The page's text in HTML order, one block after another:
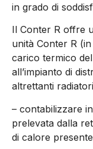
in grado di
Il Conter R offre
unità Conter R
carico termico
all’impianto di
altrettanti
– contabilizzare
prelevata dalla
di calore